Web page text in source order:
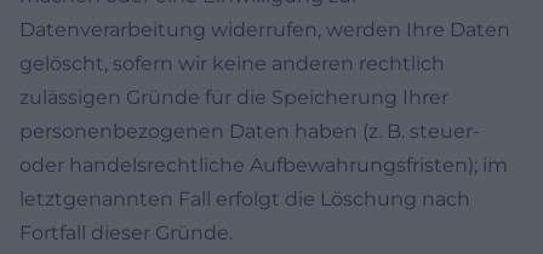
Datenverarbeitung widerrufen, werden Ihre Daten
gelöscht, sofern wir keine anderen rechtlich
zulässigen Gründe für die Speicherung Ihrer
personenbezogenen Daten haben (z. B. steuer-
oder handelsrechtliche Aufbewahrungsfristen); im
letztgenannten Fall erfolgt die Löschung nach
Fortfall dieser Gründe.